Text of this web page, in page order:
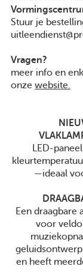
Stuur je
Vragen?
meer info en
onze website.
LED-
—ideaal
Een
voor
en heeft